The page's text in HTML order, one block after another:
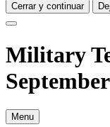
Cerrar y continuar
Military
Menu